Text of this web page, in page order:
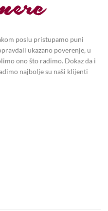
poslu pristupamo puni
ukazano poverenje, u
ono što radimo. Dokaz da i
najbolje su naši klijenti